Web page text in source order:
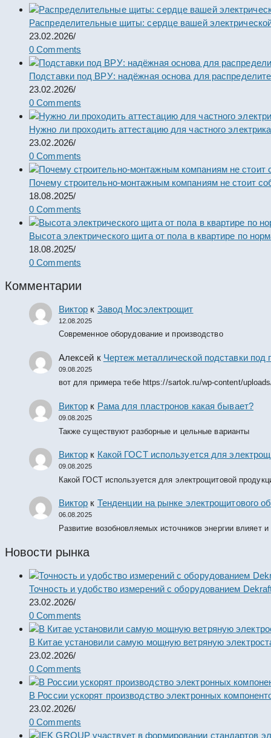
Распределительные щиты: сердце вашей
23.02.2026/
0 Comments
Подставки под ВРУ: надёжная основа для
23.02.2026/
0 Comments
Нужно ли проходить аттестацию для частного
23.02.2026/
0 Comments
Почему строительно-монтажным компаниям не стоит
18.08.2025/
0 Comments
Высота электрического щита от пола в квартире по
18.08.2025/
0 Comments
Комментарии
Виктор к Завод Мосэлектрощит
12.08.2025
Современное оборудование и производство
Алексей к Чертеж металлической подставки
09.08.2025
вот для примера тебе https://sartok.ru/wp-content/
Виктор к Рама для пластронов какая бывает?
09.08.2025
Также существуют разборные и цельные варианты
Виктор к Какой ГОСТ используется для
09.08.2025
Какой ГОСТ используется для электрощитовой
Виктор к Тенденции на рынке электрощитового
06.08.2025
Развитие возобновляемых источников энергии влияет
Новости рынка
Точность и удобство измерений с оборудованием
23.02.2026/
0 Comments
В Китае установили самую мощную ветряную
23.02.2026/
0 Comments
В России ускорят производство электронных
23.02.2026/
0 Comments